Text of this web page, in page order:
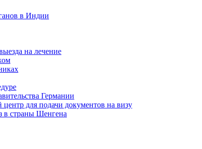
в Индии
на лечение
Германии
центр для подачи документов на визу
в страны Шенгена